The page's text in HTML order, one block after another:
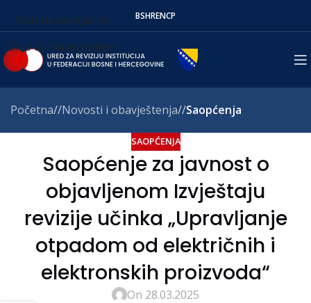
Skip to navigation
Skip to main content
BSHRENСР
Početna/ Novosti i obavještenja/ Saopćenja
SAOPĆENJA
Saopćenje za javnost o
objavljenom Izvještaju
revizije učinka „Upravljanje
otpadom od električnih i
elektronskih proizvoda“
On 28.03.2025